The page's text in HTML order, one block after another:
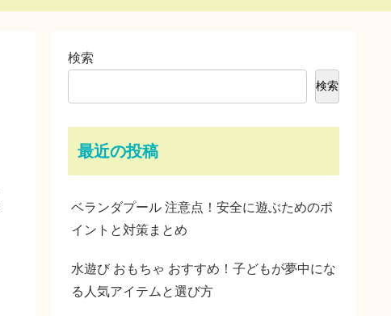
検索
検索
最近の投稿
ベランダプール 注意点！安全に遊ぶためのポ
イントと対策まとめ
水遊び おもちゃ おすすめ！子どもが夢中にな
る人気アイテムと選び方